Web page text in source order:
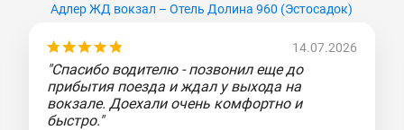
Адлер ЖД вокзал – Отель Долина 960 (Эcтocaдoк)
14.07.2026
"Спасибо водителю - позвонил еще до
прибытия поезда и ждал у выхода на
вокзале. Доехали очень комфортно и
быстро."